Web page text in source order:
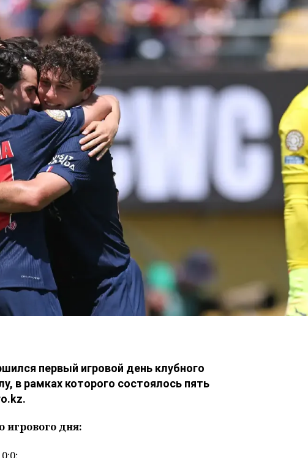
первый игровой день клубного
в рамках которого состоялось пять
игрового дня: